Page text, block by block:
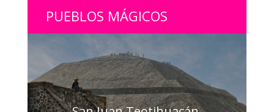
PUEBLOS MÁGICOS